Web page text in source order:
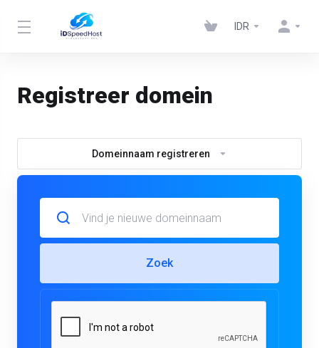
IDR
Registreer domein
Domeinnaam registreren
Zoek